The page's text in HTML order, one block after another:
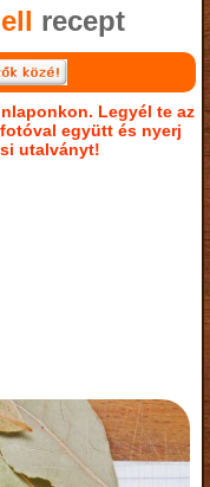
recept
Legyél te az
együtt és nyerj
utalványt!